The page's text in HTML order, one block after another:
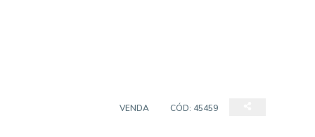
VENDA CÓD: 45459